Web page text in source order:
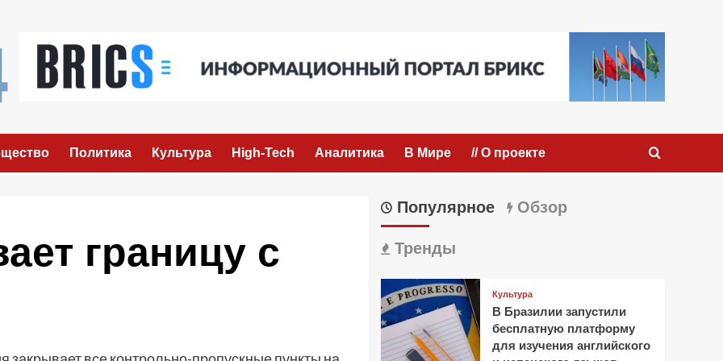
Политика Культура High-Tech Аналитика В Мире // О проекте
границу с
Популярное Обзор
Тренды
Культура
В Бразилии запустили
бесплатную платформу
для изучения английского